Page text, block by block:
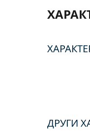
ДРУГИ